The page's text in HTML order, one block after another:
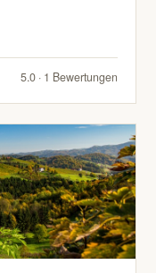
5.0 · 1 Bewertungen